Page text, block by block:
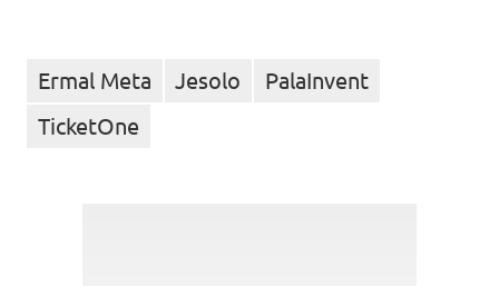
Ermal Meta Jesolo
PalaInvent
TicketOne